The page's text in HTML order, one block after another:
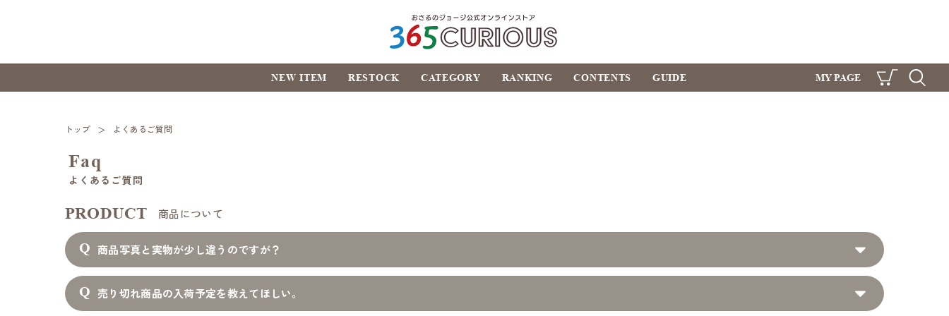
おさるのジョージ公式オ
ンラインストア
NEW ITEM RESTOCK CATEGORY RANKING CONTENTS GUIDE
MY PAGE
CART SEARCH
トップ よくあるご質問
Faq
よくあるご質問
PRODUCT 商品について
商品写真と実物が少し違うのですが？
売り切れ商品の入荷予定を教えてほしい。